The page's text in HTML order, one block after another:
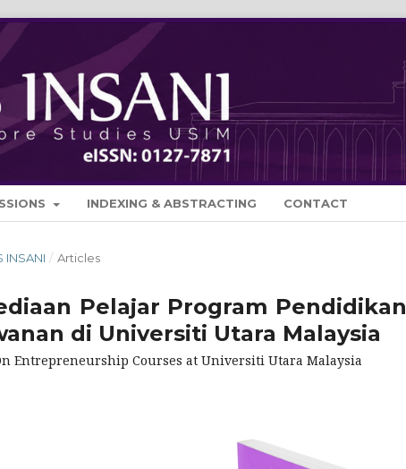
INDEXING & ABSTRACTING CONTACT
INSANI / Articles
Pelajar Program Pendidikan
di Universiti Utara Malaysia
Entrepreneurship Courses at Universiti Utara Malaysia